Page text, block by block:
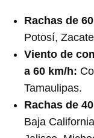
Rachas de
Potosí,
Viento de
a 60 km/h:
Tamaulipas.
Rachas de
Baja